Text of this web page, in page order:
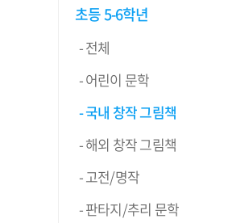
초등 5-6학년
전체
어린이 문학
국내 창작 그림책
해외 창작 그림책
고전/명작
판타지/추리 문학